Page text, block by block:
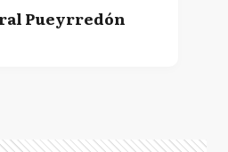
Pueyrredón